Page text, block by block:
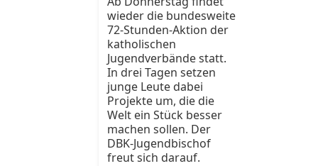
wieder die bundesweite
72-Stunden-Aktion der
katholischen
Jugendverbände statt.
In drei Tagen setzen
junge Leute dabei
Projekte um, die die
Welt ein Stück besser
machen sollen. Der
DBK-Jugendbischof
freut sich darauf.